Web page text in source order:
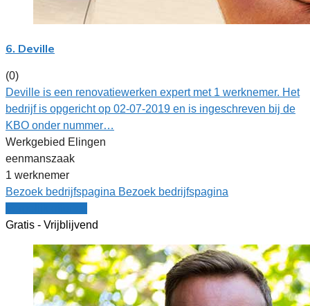
6. Deville
(0)
Deville is een renovatiewerken expert met 1 werknemer. Het
bedrijf is opgericht op 02-07-2019 en is ingeschreven bij de
KBO onder nummer…
Werkgebied Elingen
eenmanszaak
1 werknemer
Bezoek bedrijfspagina Bezoek bedrijfspagina
Gratis - Vrijblijvend